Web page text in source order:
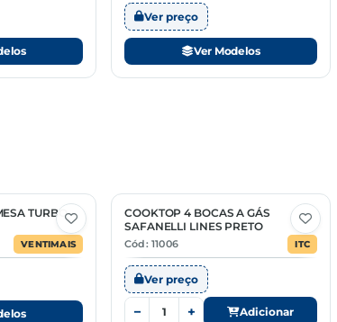
Ver preço
Ver Modelos
TURBO
VENTIMAIS
COOKTOP 4 BOCAS A GÁS
SAFANELLI LINES PRETO
Cód: 11006 ITC
Ver preço
− + Adicionar